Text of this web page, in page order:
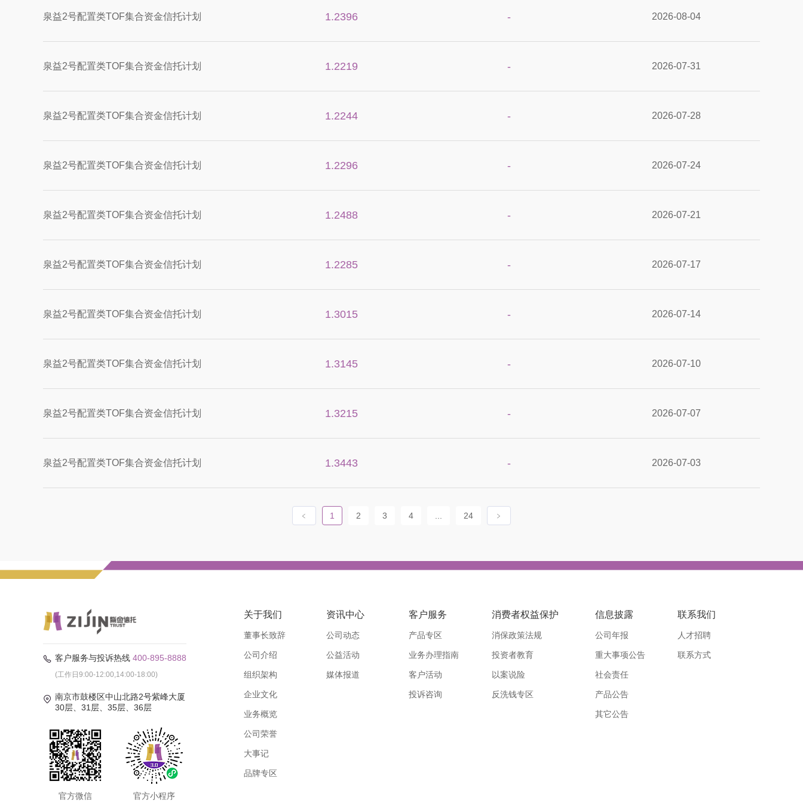
泉益2号配置类TOF集合资金信托计划 1.2396 - 2026-08-04
泉益2号配置类TOF集合资金信托计划 1.2219 - 2026-07-31
泉益2号配置类TOF集合资金信托计划 1.2244 - 2026-07-28
泉益2号配置类TOF集合资金信托计划 1.2296 - 2026-07-24
泉益2号配置类TOF集合资金信托计划 1.2488 - 2026-07-21
泉益2号配置类TOF集合资金信托计划 1.2285 - 2026-07-17
泉益2号配置类TOF集合资金信托计划 1.3015 - 2026-07-14
泉益2号配置类TOF集合资金信托计划 1.3145 - 2026-07-10
泉益2号配置类TOF集合资金信托计划 1.3215 - 2026-07-07
泉益2号配置类TOF集合资金信托计划 1.3443 - 2026-07-03
﹤ 1 2 3 4 24 ﹥
客户服务与投诉热线 400-895-8888
(工作日9:00-12:00,14:00-18:00)
南京市鼓楼区中山北路2号紫峰大厦
30层、31层、35层、36层
官方微信 官方小程序
关于我们
董事长致辞
公司介绍
组织架构
企业文化
业务概览
公司荣誉
大事记
品牌专区
资讯中心
公司动态
公益活动
媒体报道
客户服务
产品专区
业务办理指南
客户活动
投诉咨询
消费者权益保护
消保政策法规
投资者教育
以案说险
反洗钱专区
信息披露
公司年报
重大事项公告
社会责任
产品公告
其它公告
联系我们
人才招聘
联系方式